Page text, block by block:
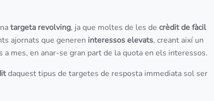
targeta revolving, ja que moltes de les de crèdit de fàcil
ajornats que generen interessos elevats, creant així un
mes, en anar-se gran part de la quota en els interessos.
daquest tipus de targetes de resposta immediata sol ser